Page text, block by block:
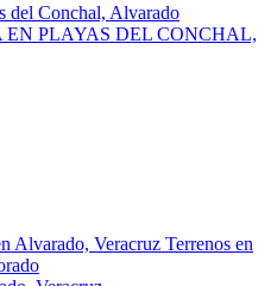
del Conchal, Alvarado
EN PLAYAS DEL CONCHAL,